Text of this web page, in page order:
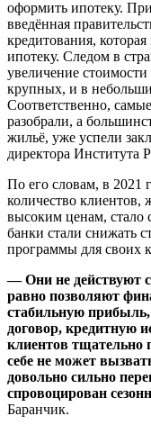
оформить ипотеку.
введённая
кредитования,
ипотеку. Следом в
увеличение
крупных, и в
Соответственно,
разобрали, а
жильё, уже успели
директора
По его словам, в 2021
количество
высоким ценам, стало
банки стали снижать
программы для своих
— Они не действуют
равно позволяют
стабильную
договор, кредитную
клиентов тщательно
себе не может
довольно сильно
спровоцирован
Баранчик.